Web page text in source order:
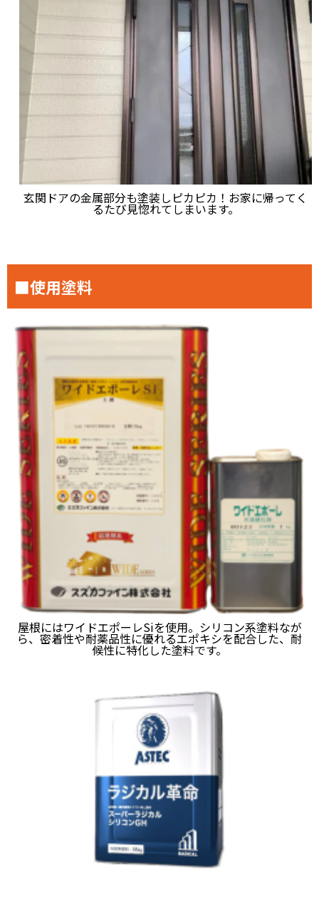
玄関ドアの金属部分も塗装しピカピカ！お家に帰ってく
るたび見惚れてしまいます。
■使用塗料
屋根にはワイドエポーレSiを使用。シリコン系塗料なが
ら、密着性や耐薬品性に優れるエポキシを配合した、耐
候性に特化した塗料です。